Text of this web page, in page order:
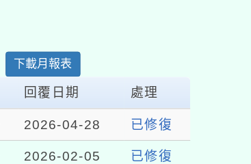
下載月報表
回覆日期 處理
2026-04-28 已修復
2026-02-05 已修復